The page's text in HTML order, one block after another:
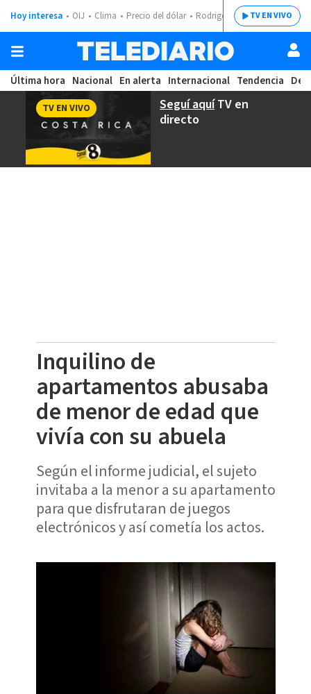
Hoy interesa OIJ Clima Precio del dólar Rodrigo ChavesTV EN VIVO
Última hora Nacional En alerta Internacional Tendencia
Seguí aquíTV en
directo
TV EN VIVO
Inquilino de
apartamentos abusaba
de menor de edad que
vivía con su abuela
Según el informe judicial, el sujeto
invitaba a la menor a su apartamento
para que disfrutaran de juegos
electrónicos y así cometía los actos.